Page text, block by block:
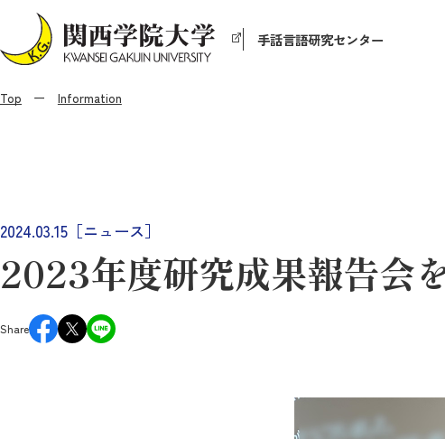
手話言語研究センター
Top Information
2024.03.15［ニュース］
2023年度研究成果報告会
Share